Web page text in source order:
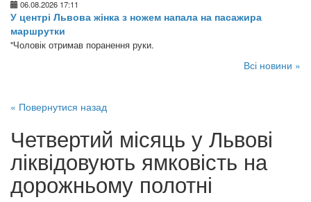
06.08.2026 17:11
У центрі Львова жінка з ножем напала на пасажира
маршрутки
"Чоловік отримав поранення руки.
Всі новини »
« Повернутися назад
Четвертий місяць у Львові
ліквідовують ямковість на
дорожньому полотні